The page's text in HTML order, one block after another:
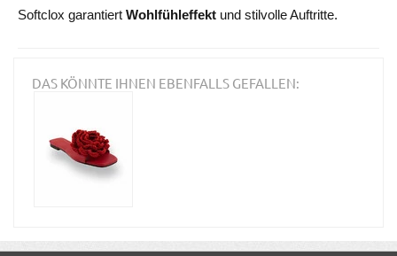
Softclox garantiert Wohlfühleffekt und stilvolle Auftritte.
DAS KÖNNTE IHNEN EBENFALLS GEFALLEN: